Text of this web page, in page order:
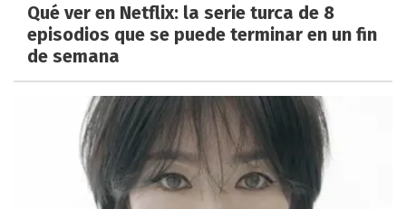
Qué ver en Netflix: la serie turca de 8
episodios que se puede terminar en un fin
de semana